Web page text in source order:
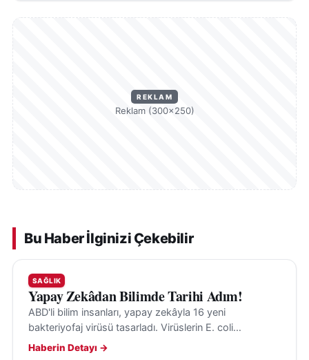
REKLAM
Reklam (300×250)
Bu Haber İlginizi Çekebilir
SAĞLIK
Yapay Zekâdan Bilimde Tarihi Adım!
ABD'li bilim insanları, yapay zekâyla 16 yeni
bakteriyofaj virüsü tasarladı. Virüslerin E. coli
bakterilerini hedef aldığı ve insanlara tehdit
Haberin Detayı →